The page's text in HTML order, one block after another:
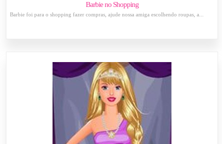
Barbie no Shopping
Barbie foi para o shopping fazer compras, ajude nossa amiga escolhendo roupas, a...